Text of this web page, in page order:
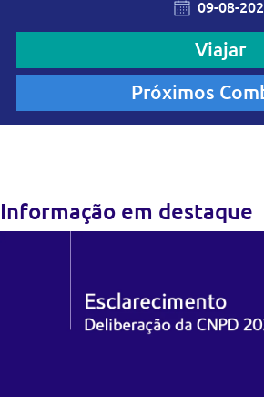
Viajar
Próximos
Informação em destaque